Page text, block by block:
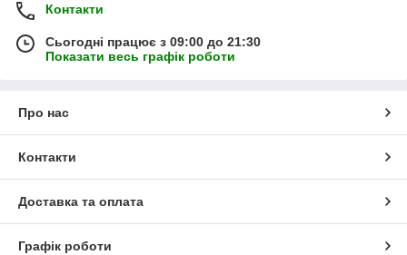
Контакти
Сьогодні працює з 09:00 до 21:30
Показати весь графік роботи
Про нас
Контакти
Доставка та оплата
Графік роботи